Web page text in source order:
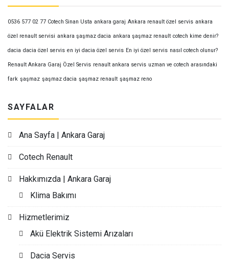
0536 577 02 77 Cotech Sinan Usta ankara garaj Ankara renault özel servis ankara
özel renault servisi ankara şaşmaz dacia ankara şaşmaz renault cotech kime denir?
dacia dacia özel servis en iyi dacia özel servis En iyi özel servis nasıl cotech olunur?
Renault Ankara Garaj Özel Servis renault ankara servis uzman ve cotech arasındaki
fark şaşmaz şaşmaz dacia şaşmaz renault şaşmaz reno
SAYFALAR
Ana Sayfa | Ankara Garaj
Cotech Renault
Hakkımızda | Ankara Garaj
Klima Bakımı
Hizmetlerimiz
Akü Elektrik Sistemi Arızaları
Dacia Servis